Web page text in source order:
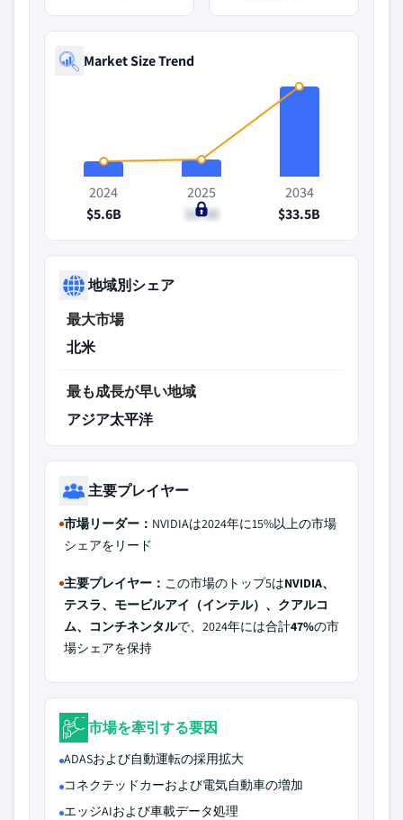
Market Size Trend
2024
$5.6B
2025
$6.3B
2034
$33.5B
地域別シェア
最大市場
北米
最も成長が早い地域
アジア太平洋
主要プレイヤー
市場リーダー： NVIDIAは2024年に15%以上の市場
シェアをリード
主要プレイヤー： この市場のトップ5はNVIDIA、
テスラ、モービルアイ（インテル）、クアルコ
ム、コンチネンタルで、2024年には合計47%の市
場シェアを保持
市場を牽引する要因
ADASおよび自動運転の採用拡大
コネクテッドカーおよび電気自動車の増加
エッジAIおよび車載データ処理